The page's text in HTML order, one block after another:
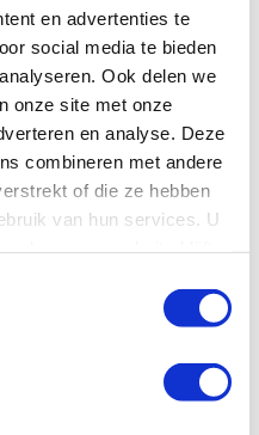
en advertenties te
social media te bieden
Ook delen we
onze site met onze
en analyse. Deze
combineren met andere
of die ze hebben
van hun services. U
te gebruiken in
en ziekte.